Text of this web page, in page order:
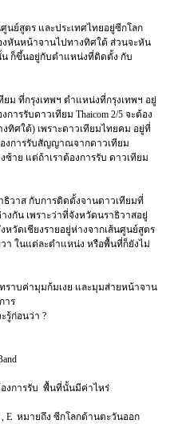
สูตร และประเทศไทยอยู่ซีกโลก
หันหน้าจานไปทางทิศใต้ ส่วนจะหัน
ก็ขึ้นอยู่กับตำแหน่งที่ติดตั้ง กับ
ที่กรุงเทพฯ ตำแหน่งที่กรุงเทพฯ อยู่
การรับดาวเทียม Thaicom 2/5 จะต้อง
ทิศใต้) เพราะดาวเทียมไทยคม อยู่ที่
องการรับสัญญาณจากดาวเทียม
ซ้าย แต่ถ้าเราต้องการรับ ดาวเทียม
าส กับการติดตั้งจานดาวเทียมที่
งกัน เพราะว่าที่จังหวัดนราธิวาสอยู่
หวัดเชียงรายอยู่ห่างจากเส้นศูนย์สูตร
า ในแต่ละตำแหน่ง หรือพื้นที่ก็ยังไม่
ราบค่ามุมก้มเงย และมุมส่ายหน้าจาน
าร
รู้ก่อนว่า ?
งการรับ พื้นที่นั้นมีค่าไหร่
, E หมายถึง ซีกโลกด้านตะวันออก